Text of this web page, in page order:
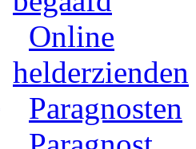
Online
helderzienden
Paragnosten